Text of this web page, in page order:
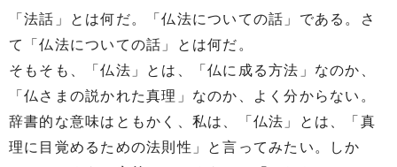
「法話」とは何だ。「仏法についての話」である。さ
て「仏法についての話」とは何だ。
そもそも、「仏法」とは、「仏に成る方法」なのか、
「仏さまの説かれた真理」なのか、よく分からない。
辞書的な意味はともかく、私は、「仏法」とは、「真
理に目覚めるための法則性」と言ってみたい。しか